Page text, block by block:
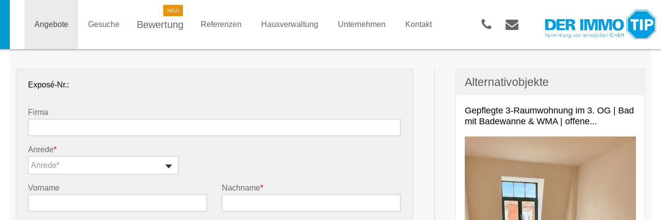
Angebote Gesuche Bewertung Referenzen Hausverwaltung Unternehmen Kontakt
Exposé-Nr.:
Firma
Anrede*
Anrede*
Vorname Nachname*
Alternativobjekte
Gepflegte 3-Raumwohnung im 3. OG | Bad
mit Badewanne & WMA | offene...